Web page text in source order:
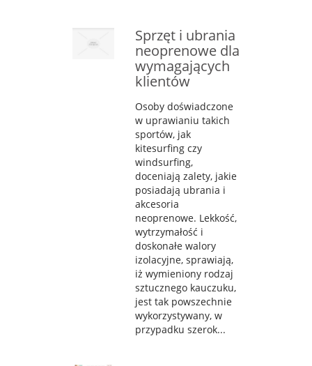
Sprzęt i ubrania
neoprenowe dla
wymagających
klientów
Osoby doświadczone
w uprawianiu takich
sportów, jak
kitesurfing czy
windsurfing,
doceniają zalety, jakie
posiadają ubrania i
akcesoria
neoprenowe. Lekkość,
wytrzymałość i
doskonałe walory
izolacyjne, sprawiają,
iż wymieniony rodzaj
sztucznego kauczuku,
jest tak powszechnie
wykorzystywany, w
przypadku szerok...